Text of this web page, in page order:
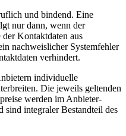
und bindend. Eine
nur dann, wenn der
Kontaktdaten aus
nachweislicher Systemfehler
verhindert.
individuelle
Die jeweils geltenden
werden im Anbieter-
sind integraler Bestandteil des